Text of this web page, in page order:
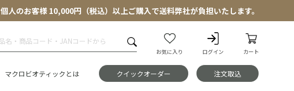
個人のお客様 10,000円（税込）以上ご購入で送料弊社が負担いたします。
お気に入り ログイン カート
マクロビオティックとは クイックオーダー 注文取込